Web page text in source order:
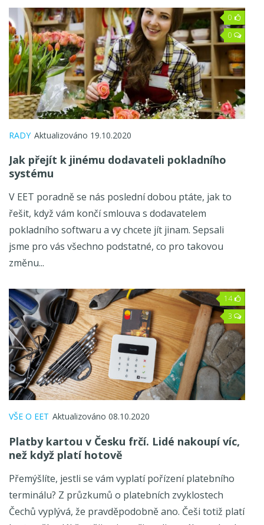
0
0
RADY Aktualizováno 19.10.2020
Jak přejít k jinému dodavateli pokladního
systému
V EET poradně se nás poslední dobou ptáte, jak to
řešit, když vám končí smlouva s dodavatelem
pokladního softwaru a vy chcete jít jinam. Sepsali
jsme pro vás všechno podstatné, co pro takovou
změnu...
14
3
VŠE O EET Aktualizováno 08.10.2020
Platby kartou v Česku frčí. Lidé nakoupí víc,
než když platí hotově
Přemýšlíte, jestli se vám vyplatí pořízení platebního
terminálu? Z průzkumů o platebních zvyklostech
Čechů vyplývá, že pravděpodobně ano. Češi totiž platí